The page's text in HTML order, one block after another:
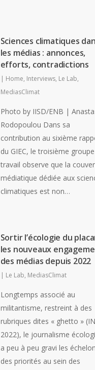
Sciences climatiques
les médias : annonces,
efforts, contradictions
| Home, Interviews, Le Lab,
MediasClimat
Photo by IISD/ENB |
Rodopoulou Dans sa
contribution au sixième
du GIEC, le troisième
travail observe que la
médiatique dédiée aux
climatiques est non…
Sortir l’écologie du
les nouveaux
des médias depuis 2022
| Le Lab, MediasClimat
Longtemps associé au
militantisme, restreint à des
rubriques dites « ghetto »
2022), le journalisme
a peu à peu gravi les
des priorités au sein des